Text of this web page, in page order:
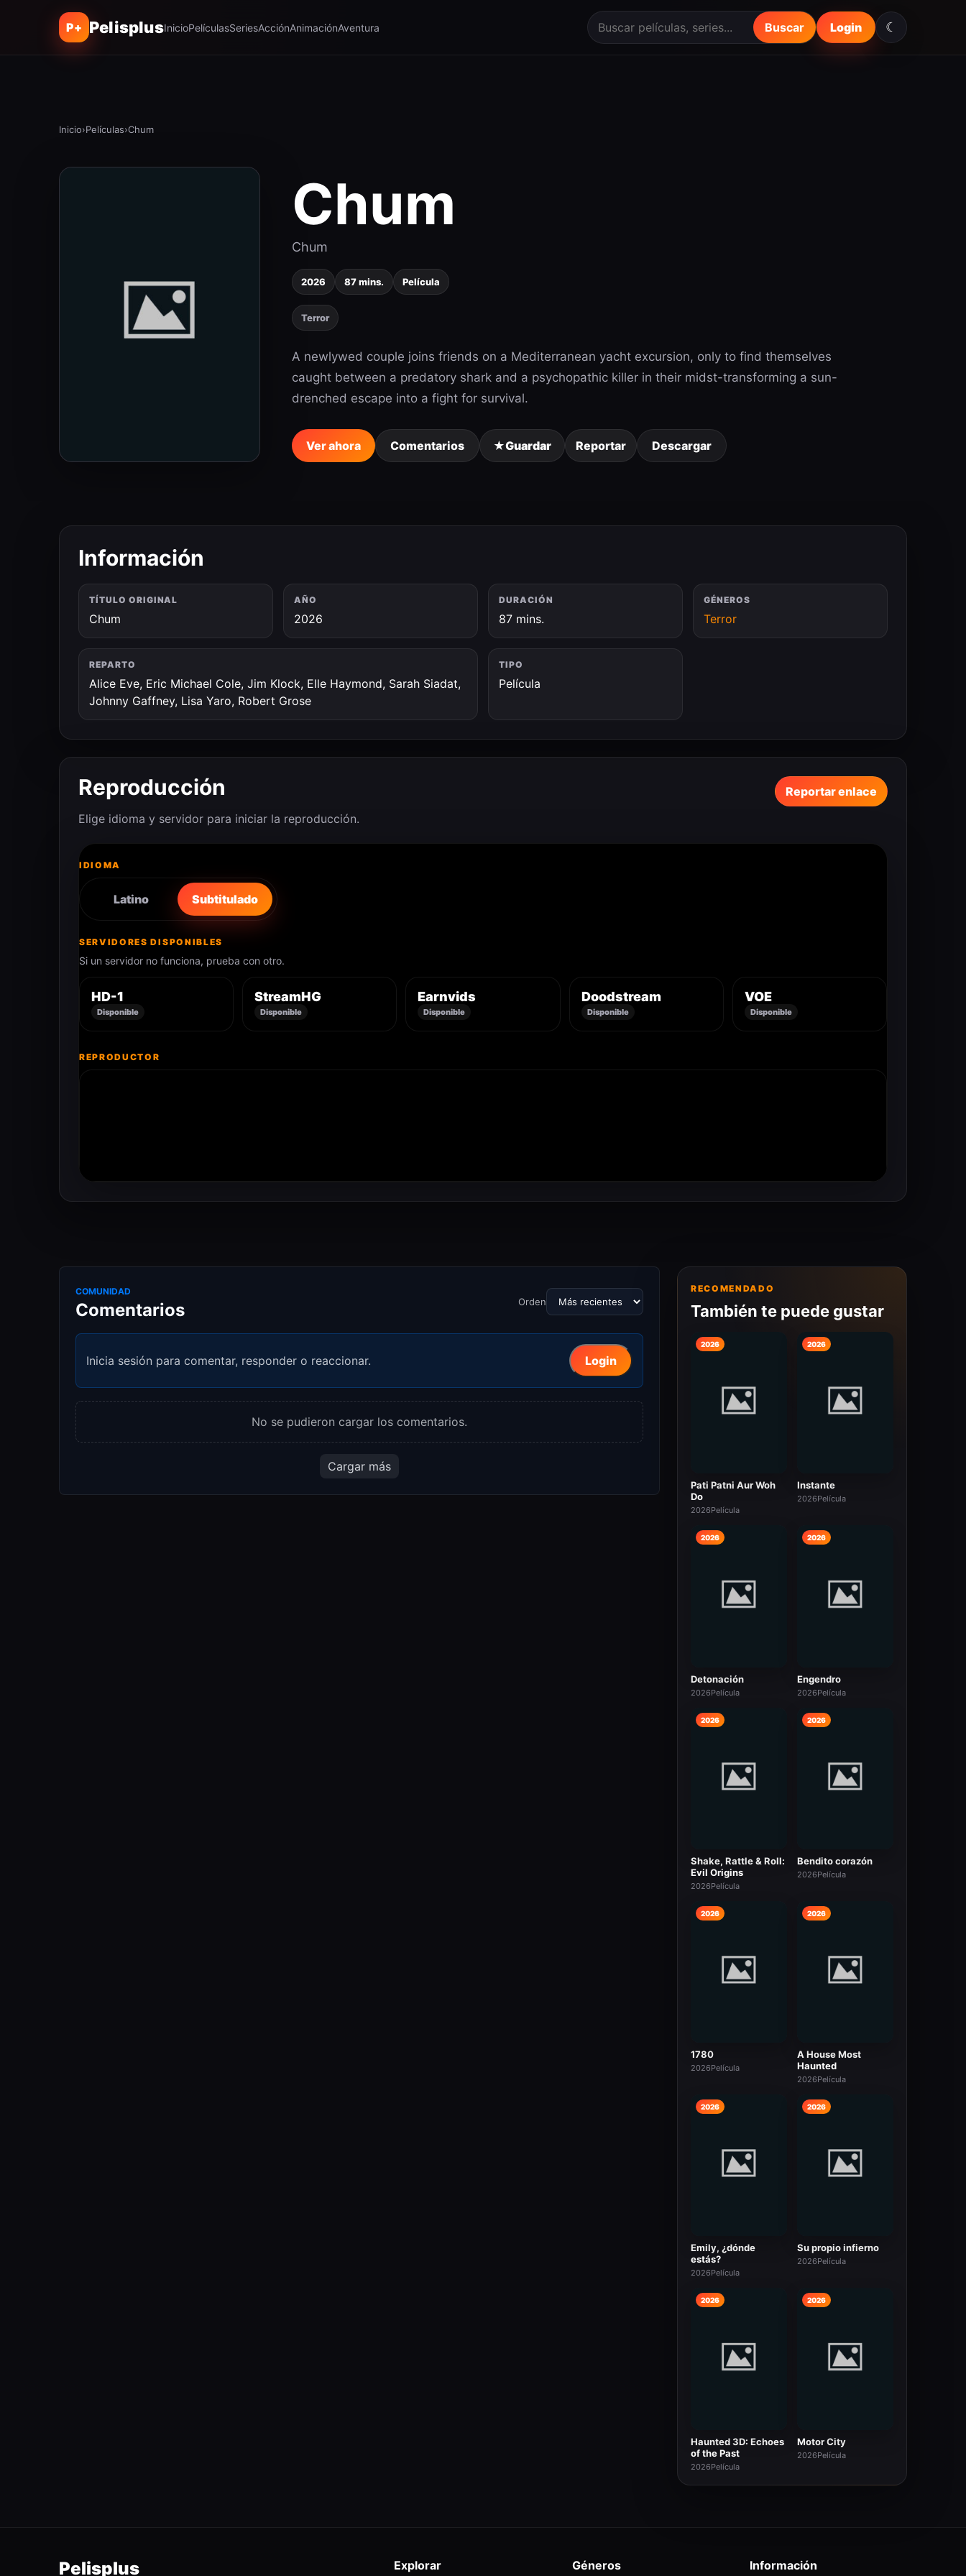
P+ PelisplusInicioPelículasSeriesAcciónAnimaciónAventura Buscar Login ☾
Inicio›Películas›Chum
Chum
Chum
2026 87 mins. Película
Terror
A newlywed couple joins friends on a Mediterranean yacht excursion, only to find themselves
caught between a predatory shark and a psychopathic killer in their midst-transforming a sun-
drenched escape into a fight for survival.
Ver ahora Comentarios ★Guardar Reportar Descargar
Información
TÍTULO ORIGINAL
Chum
AÑO
2026
DURACIÓN
87 mins.
GÉNEROS
Terror
REPARTO
Alice Eve, Eric Michael Cole, Jim Klock, Elle Haymond, Sarah Siadat,
Johnny Gaffney, Lisa Yaro, Robert Grose
TIPO
Película
Reproducción
Elige idioma y servidor para iniciar la reproducción.
Reportar enlace
IDIOMA
Latino Subtitulado
SERVIDORES DISPONIBLES
Si un servidor no funciona, prueba con otro.
HD-1
Disponible
StreamHG
Disponible
Earnvids
Disponible
Doodstream
Disponible
VOE
Disponible
REPRODUCTOR
COMUNIDAD
Comentarios Orden
Inicia sesión para comentar, responder o reaccionar. Login
No se pudieron cargar los comentarios.
Cargar más
RECOMENDADO
También te puede gustar
2026
Pati Patni Aur Woh
Do
2026Película
2026
Instante
2026Película
2026
Detonación
2026Película
2026
Engendro
2026Película
2026
Shake, Rattle & Roll:
Evil Origins
2026Película
2026
Bendito corazón
2026Película
2026
1780
2026Película
2026
A House Most
Haunted
2026Película
2026
Emily, ¿dónde
estás?
2026Película
2026
Su propio infierno
2026Película
2026
Haunted 3D: Echoes
of the Past
2026Película
2026
Motor City
2026Película
Pelisplus Explorar Géneros Información